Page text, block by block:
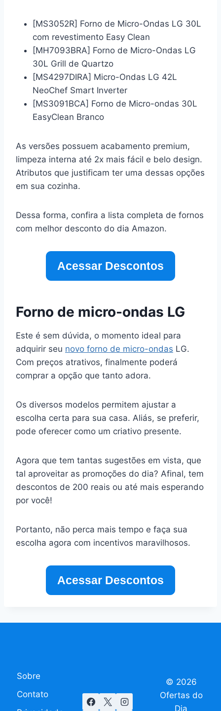
[MS3052R] Forno de Micro-Ondas LG 30L
com revestimento Easy Clean
[MH7093BRA] Forno de Micro-Ondas LG
30L Grill de Quartzo
[MS4297DIRA] Micro-Ondas LG 42L
NeoChef Smart Inverter
[MS3091BCA] Forno de Micro-ondas 30L
EasyClean Branco
As versões possuem acabamento premium,
limpeza interna até 2x mais fácil e belo design.
Atributos que justificam ter uma dessas opções
em sua cozinha.
Dessa forma, confira a lista completa de fornos
com melhor desconto do dia Amazon.
Acessar Descontos
Forno de micro-ondas LG
Este é sem dúvida, o momento ideal para
adquirir seu novo forno de micro-ondas LG.
Com preços atrativos, finalmente poderá
comprar a opção que tanto adora.
Os diversos modelos permitem ajustar a
escolha certa para sua casa. Aliás, se preferir,
pode oferecer como um criativo presente.
Agora que tem tantas sugestões em vista, que
tal aproveitar as promoções do dia? Afinal, tem
descontos de 200 reais ou até mais esperando
por você!
Portanto, não perca mais tempo e faça sua
escolha agora com incentivos maravilhosos.
Acessar Descontos
Sobre
Contato
© 2026
Ofertas do
Dia